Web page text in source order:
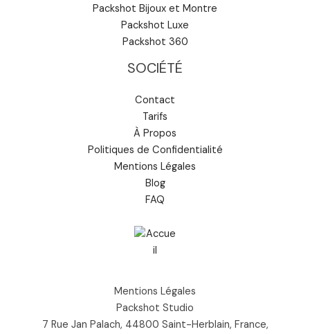
Packshot Bijoux et Montre
Packshot Luxe
Packshot 360
SOCIÉTÉ
Contact
Tarifs
À Propos
Politiques de Confidentialité
Mentions Légales
Blog
FAQ
Mentions Légales
Packshot Studio
7 Rue Jan Palach, 44800 Saint-Herblain, France,